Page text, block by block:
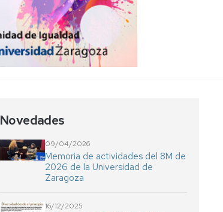
lenguaje
Novedades
09/04/2026
Memoria de actividades del 8M de
2026 de la Universidad de
Zaragoza
16/12/2025